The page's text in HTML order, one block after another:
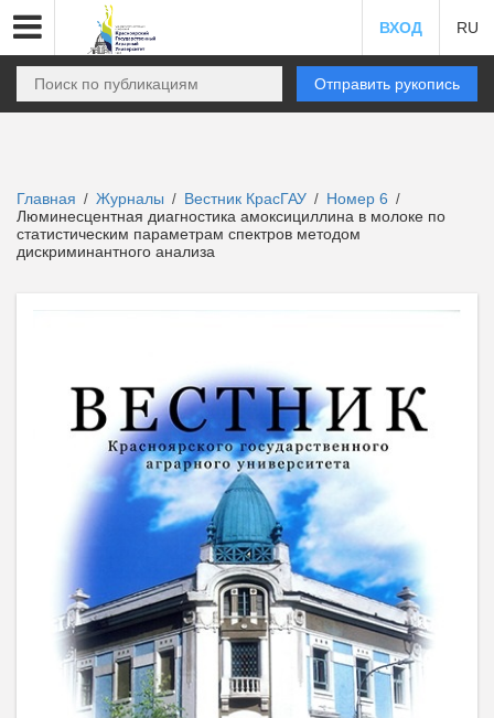
ВХОД RU
Отправить рукопись
Главная / Журналы / Вестник КрасГАУ / Номер 6 /
Люминесцентная диагностика амоксициллина в молоке по
статистическим параметрам спектров методом
дискриминантного анализа